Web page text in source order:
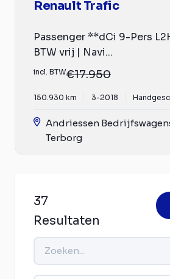
Renault Trafic
Passenger **dCi 9-Pers
BTW vrij | Navi...
incl. BTW€17.950
150.930 km 3-2018
Andriessen
Terborg
37
Resultaten